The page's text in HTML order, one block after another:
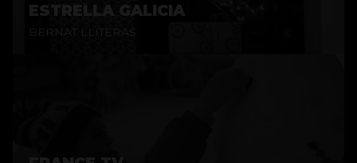
ESTRELLA GALICIA
BERNAT LLITERAS